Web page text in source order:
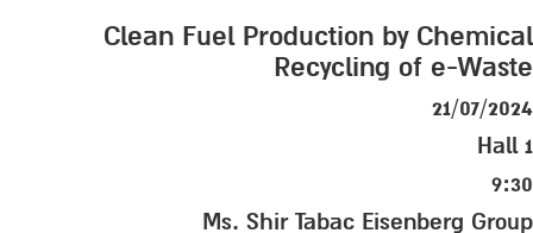
Clean Fuel Production by Chemical
Recycling of e-Waste
21/07/2024
Hall 1
9:30
Ms. Shir Tabac Eisenberg Group